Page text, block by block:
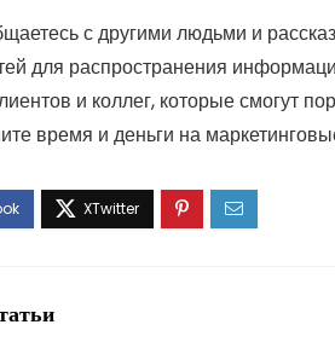
с другими людьми и
для распространения
и коллег, которые смогут
время и деньги на